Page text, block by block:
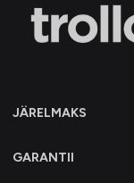
JÄRELMAKS
GARANTII